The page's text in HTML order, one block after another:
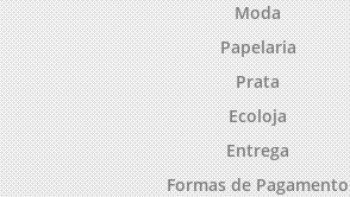
Moda
Papelaria
Prata
Ecoloja
Entrega
Formas de Pagamento